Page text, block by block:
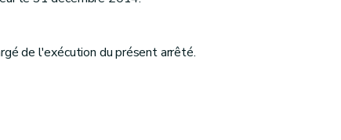
de l'exécution du présent arrêté.